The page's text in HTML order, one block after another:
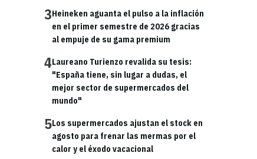
3Heineken aguanta el pulso a la inflación
en el primer semestre de 2026 gracias
al empuje de su gama premium
4Laureano Turienzo revalida su tesis:
"España tiene, sin lugar a dudas, el
mejor sector de supermercados del
mundo"
5Los supermercados ajustan el stock en
agosto para frenar las mermas por el
calor y el éxodo vacacional